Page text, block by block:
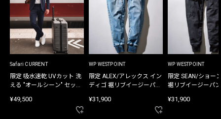
Safari CURRENT
限定 吸水速乾 UVカット 洗
える "オールシーン" セット
¥49,500
WP WESTPOINT
限定 ALEX/アレックス イン
ディゴ 裾リブイージーパン
¥31,900
WP WESTPOINT
限定 SEAN/ショー
裾リブイージーパ
¥31,900